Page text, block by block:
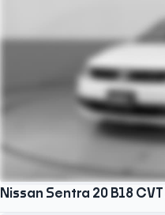
Nissan Sentra 20 B18